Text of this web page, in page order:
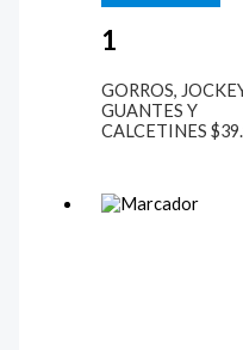
1
GORROS,
GUANTES Y
CALCETINES$